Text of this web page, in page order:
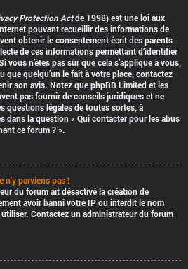
Protection Actde 1998) est une loi aux
pouvant recueillir des informations de
obtenir le consentement écrit des parents
de ces informations permettant d’identifier
n’êtes pas sûr que cela s’applique à vous,
que quelqu’un le fait à votre place, contactez
son avis. Notez que phpBB Limited et les
pas fournir de conseils juridiques et ne
questions légales de toutes sortes, à
dans la question « Qui contacter pour les abus
ce forum ? ».
n’y parviens pas !
du forum ait désactivé la création de
avoir banni votre IP ou interdit le nom
Contactez un administrateur du forum